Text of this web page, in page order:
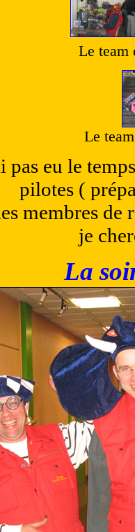
Le team
Le
pas eu le
pilotes (
membres de
je
La